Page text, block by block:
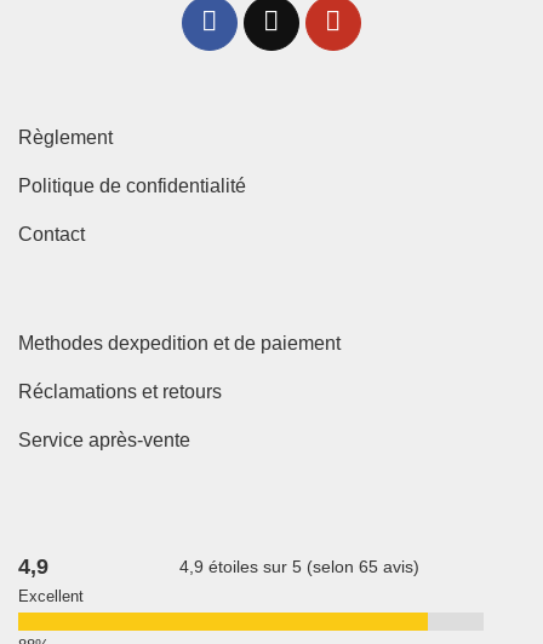
Règlement
Politique de confidentialité
Contact
Methodes dexpedition et de paiement
Réclamations et retours
Service après-vente
4,9 4,9 étoiles sur 5 (selon 65 avis)
Excellent